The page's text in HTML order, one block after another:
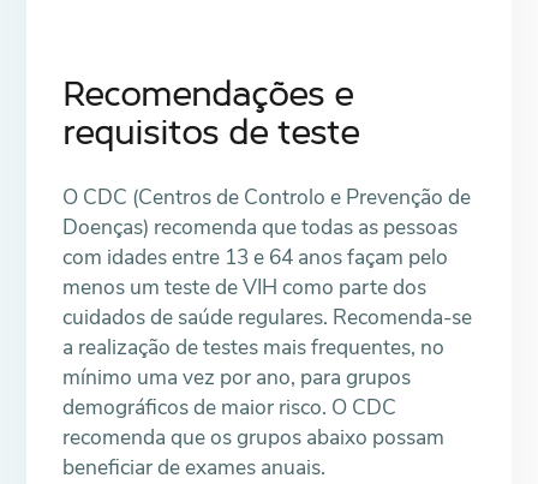
Recomendações e
requisitos de teste
O CDC (Centros de Controlo e Prevenção de
Doenças) recomenda que todas as pessoas
com idades entre 13 e 64 anos façam pelo
menos um teste de VIH como parte dos
cuidados de saúde regulares. Recomenda-se
a realização de testes mais frequentes, no
mínimo uma vez por ano, para grupos
demográficos de maior risco. O CDC
recomenda que os grupos abaixo possam
beneficiar de exames anuais.